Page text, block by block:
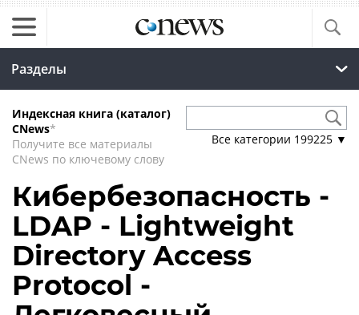
Разделы
Индексная книга (каталог)
CNews*
Получите все материалы
CNews по ключевому слову
Все категории 199225 ▼
Кибербезопасность -
LDAP - Lightweight
Directory Access
Protocol -